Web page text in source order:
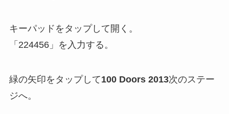
キーパッドをタップして開く。
「224456」を入力する。
緑の矢印をタップして100 Doors 2013次のステー
ジへ。